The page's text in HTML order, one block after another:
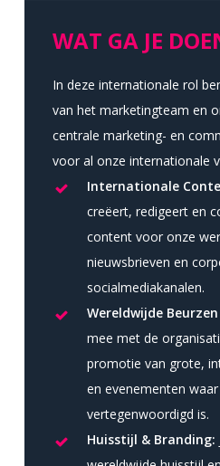
WAT GA JE
In deze internationale rol
van het marketingteam en
centrale marketing- en
voor al onze internationale
Internationale
creëert, redigeert en
content voor onze
nieuwsbrieven en
socialmediakanalen.
Wereldwijde
mee met de
promotie van grote,
en evenementen
vertegenwoordigd is.
Huisstijl & Branding: